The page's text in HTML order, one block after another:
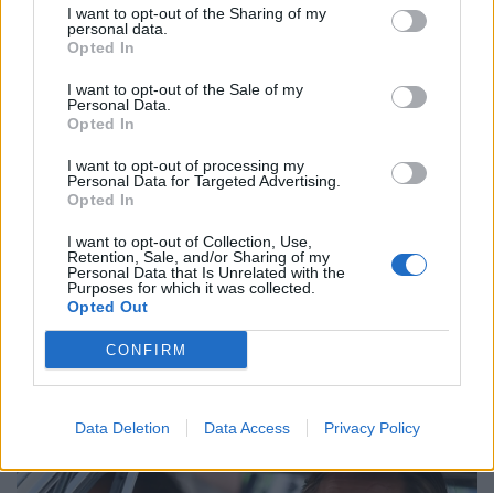
I want to opt-out of the Sharing of my
personal data.
Opted In
I want to opt-out of the Sale of my
Personal Data.
Opted In
I want to opt-out of processing my
Personal Data for Targeted Advertising.
Opted In
I want to opt-out of Collection, Use,
Retention, Sale, and/or Sharing of my
Personal Data that Is Unrelated with the
Purposes for which it was collected.
Opted Out
CONFIRM
Data Deletion Data Access Privacy Policy